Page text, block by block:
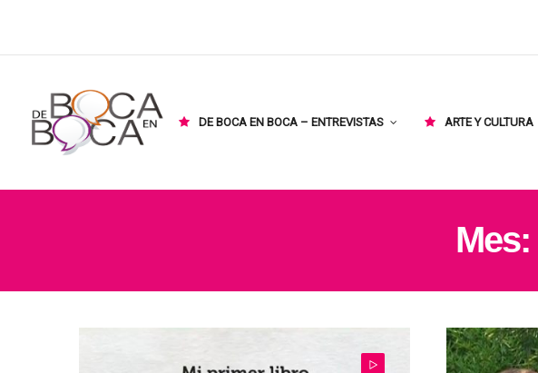
DE BOCA EN BOCA – ENTREVISTAS ARTE Y CULTURA
Mes: